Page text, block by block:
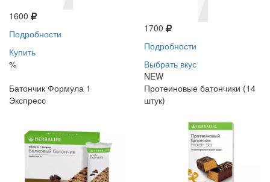
1600
Подробности
Купить
%
1700
Подробности
Выбрать вкус
NEW
Батончик Формула 1
Экспресс
Протеиновые батончики (14
штук)